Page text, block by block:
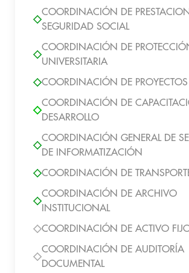
COORDINACIÓN DE
SEGURIDAD SOCIAL
COORDINACIÓN DE
UNIVERSITARIA
COORDINACIÓN DE PROYECTOS
COORDINACIÓN DE
DESARROLLO
COORDINACIÓN GENERAL DE
DE INFORMATIZACIÓN
COORDINACIÓN DE
COORDINACIÓN DE ARCHIVO
INSTITUCIONAL
COORDINACIÓN DE ACTIVO
COORDINACIÓN DE AUDITORÍA
DOCUMENTAL